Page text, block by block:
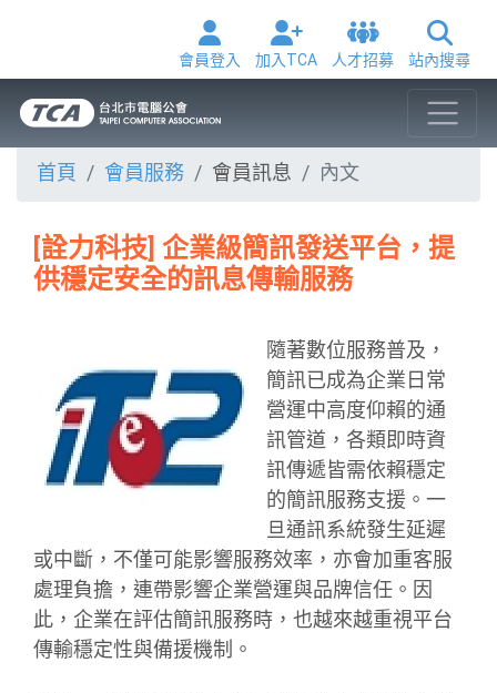
會員登入 加入TCA 人才招募 站內搜尋
首頁 會員服務 會員訊息 內文
[詮力科技] 企業級簡訊發送平台，提
供穩定安全的訊息傳輸服務
隨著數位服務普及，
簡訊已成為企業日常
營運中高度仰賴的通
訊管道，各類即時資
訊傳遞皆需依賴穩定
的簡訊服務支援。一
旦通訊系統發生延遲
或中斷，不僅可能影響服務效率，亦會加重客服
處理負擔，連帶影響企業營運與品牌信任。因
此，企業在評估簡訊服務時，也越來越重視平台
傳輸穩定性與備援機制。